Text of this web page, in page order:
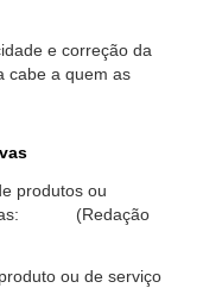
e correção da
cabe a quem as
produtos ou
(Redação
ou de serviço